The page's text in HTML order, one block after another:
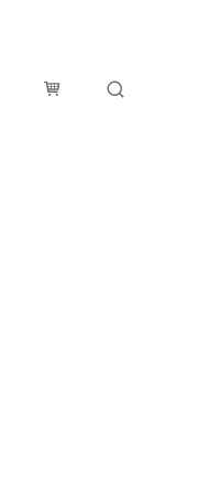
Winkelmandje
Zoek tonen